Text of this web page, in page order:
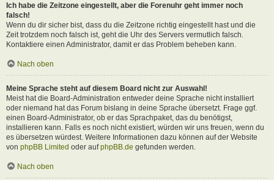
Ich habe die Zeitzone eingestellt, aber die Forenuhr geht immer noch
falsch!
Wenn du dir sicher bist, dass du die Zeitzone richtig eingestellt hast und die
Zeit trotzdem noch falsch ist, geht die Uhr des Servers vermutlich falsch.
Kontaktiere einen Administrator, damit er das Problem beheben kann.
Nach oben
Meine Sprache steht auf diesem Board nicht zur Auswahl!
Meist hat die Board-Administration entweder deine Sprache nicht installiert
oder niemand hat das Forum bislang in deine Sprache übersetzt. Frage ggf.
einen Board-Administrator, ob er das Sprachpaket, das du benötigst,
installieren kann. Falls es noch nicht existiert, würden wir uns freuen, wenn du
es übersetzen würdest. Weitere Informationen dazu können auf der Website
von phpBB Limited oder aufphpBB.de gefunden werden.
Nach oben